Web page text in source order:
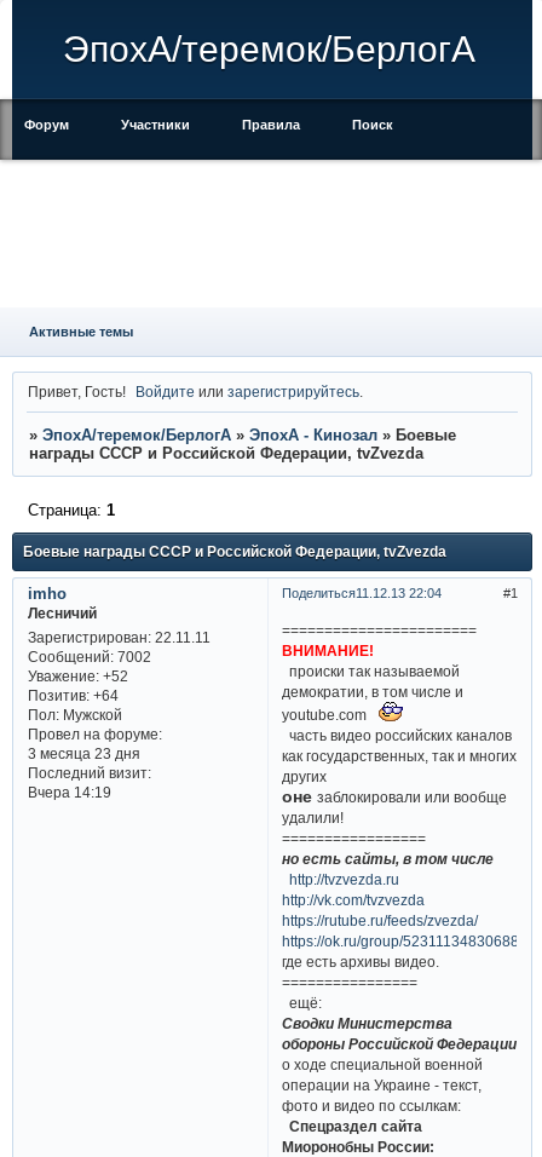
ЭпохА/теремок/БерлогА
Форум Участники Правила Поиск
Активные темы
Привет, Гость! Войдите илизарегистрируйтесь
» ЭпохА/теремок/БерлогА » ЭпохА - Кинозал » Боевые
награды СССР и Российской Федерации, tvZvezda
Боевые награды СССР и Российской Федерации, tvZvezda
Страница: 1
Поделиться 1
11.12.13 22:04
imho
Лесничий
Зарегистрирован: 22.11.11
Сообщений:7002
Уважение: +52
Позитив: +64
Пол:Мужской
Провел на форуме:
3 месяца 23 дня
Последний визит:
Вчера 14:19
=======================
ВНИМАНИЕ!
происки так называемой
демократии, в том числе и
youtube.com
часть видео российских каналов
как государственных, так и многих
других
онезаблокировали или вообще
удалили!
=================
но есть сайты, в том числе
http://tvzvezda.ru
http://vk.com/tvzvezda
https://rutube.ru/feeds/zvezda/
https://ok.ru/group/52311134830688
где есть архивы видео.
================
ещё:
Сводки Министерства
обороны Российской Федерации
о ходе специальной военной
операции на Украине - текст,
фото и видео по ссылкам:
Спецраздел сайта
Миоронобны России: